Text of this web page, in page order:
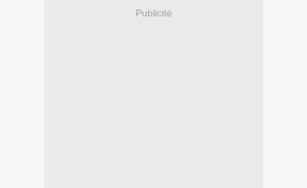
Publicité